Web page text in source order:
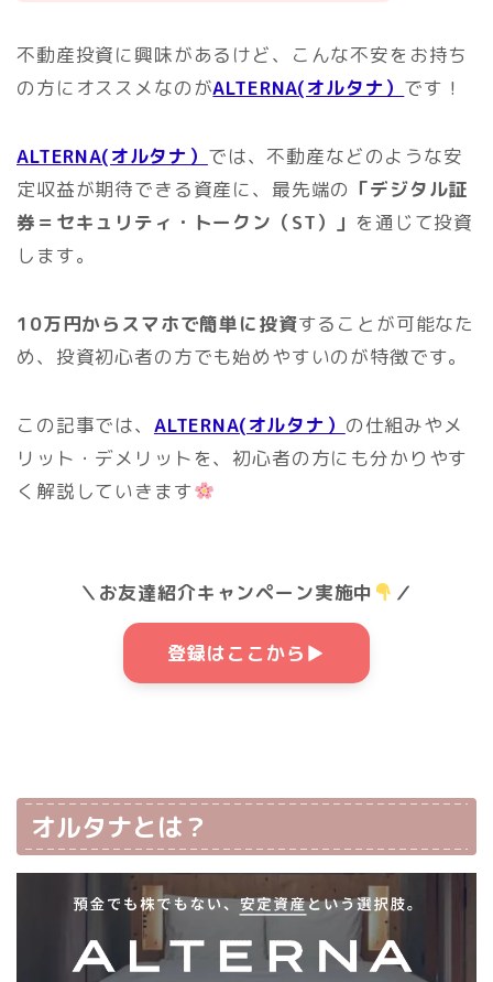
不動産投資に興味があるけど、こんな不安をお持ち
の方にオススメなのがALTERNA(オルタナ） です！
ALTERNA(オルタナ） では、不動産などのような安
定収益が期待できる資産に、最先端の 「デジタル証
券＝セキュリティ・トークン（ST）」 を通じて投資
します。
10万円からスマホで簡単に投資することが可能なた
め、投資初心者の方でも始めやすいのが特徴です。
この記事では、 ALTERNA(オルタナ） の仕組みやメ
リット・デメリットを、初心者の方にも分かりやす
く解説していきます
＼お友達紹介キャンペーン実施中 ／
登録はここから▶
オルタナとは？